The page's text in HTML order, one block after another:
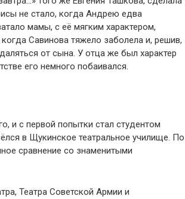
не стало, когда Андрею едва
мамы, с её мягким характером,
Савинова тяжело заболела и, решив,
от сына. У отца же был характер
его немного побаивался.
и с первой попытки стал студентом
в Щукинское театральное училище. По
сравнение со знаменитыми
Театра Советской Армии и